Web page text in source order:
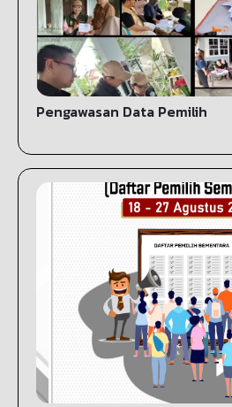
Pengawasan Data Pemilih